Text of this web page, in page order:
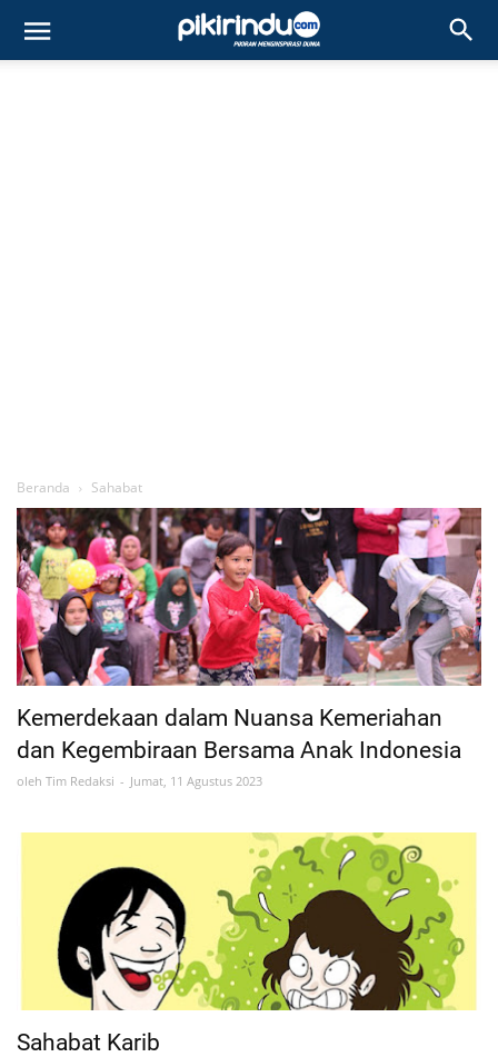
Beranda Sahabat
Kemerdekaan dalam Nuansa Kemeriahan
dan Kegembiraan Bersama Anak Indonesia
oleh Tim Redaksi Jumat, 11 Agustus 2023
Sahabat Karib